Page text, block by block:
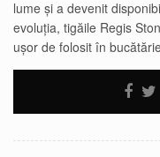
lume și a devenit
evoluția, tigăile Regis
ușor de folosit în